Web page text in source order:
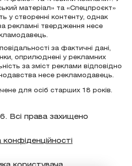
матеріал» та «Спецпроєкт»
у створенні контенту, однак
рекламні твердження несе
за фактичні дані,
оприлюднені у рекламних
за зміст реклами відповідно
несе рекламодавець.
для осіб старших 18 років.
Всі права захищено
конфіденційності